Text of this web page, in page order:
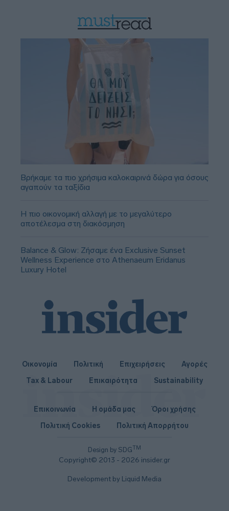
Βρήκαμε τα πιο χρήσιμα καλοκαιρινά δώρα για όσους
αγαπούν τα ταξίδια
Η πιο οικονομική αλλαγή με το μεγαλύτερο
αποτέλεσμα στη διακόσμηση
Balance & Glow: Ζήσαμε ένα Exclusive Sunset
Wellness Experience στο Athenaeum Eridanus
Luxury Hotel
Οικονομία Πολιτική Επιχειρήσεις
Αγορές
Tax & Labour
Επικαιρότητα Sustainability
Design by SDGTM
Copyright© 2013 - 2026 insider.gr
Επικοινωνία Η ομάδα μας
Όροι χρήσης
Πολιτική Cookies
Πολιτική Απορρήτου
Development by Liquid Media